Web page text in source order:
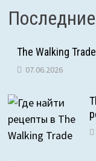
The Walking
07.06.2026